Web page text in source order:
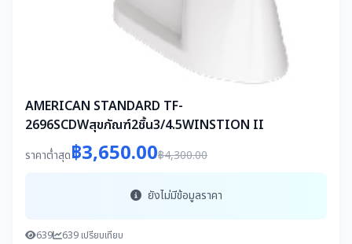
AMERICAN STANDARD TF-
2696SCDWสุขภัณฑ์2ชิ้น3/4.5WINSTION II
ราคาต่ำสุด฿3,650.00฿4,300.00
ยังไม่มีข้อมูลราคา
639 639 เปรียบเทียบ